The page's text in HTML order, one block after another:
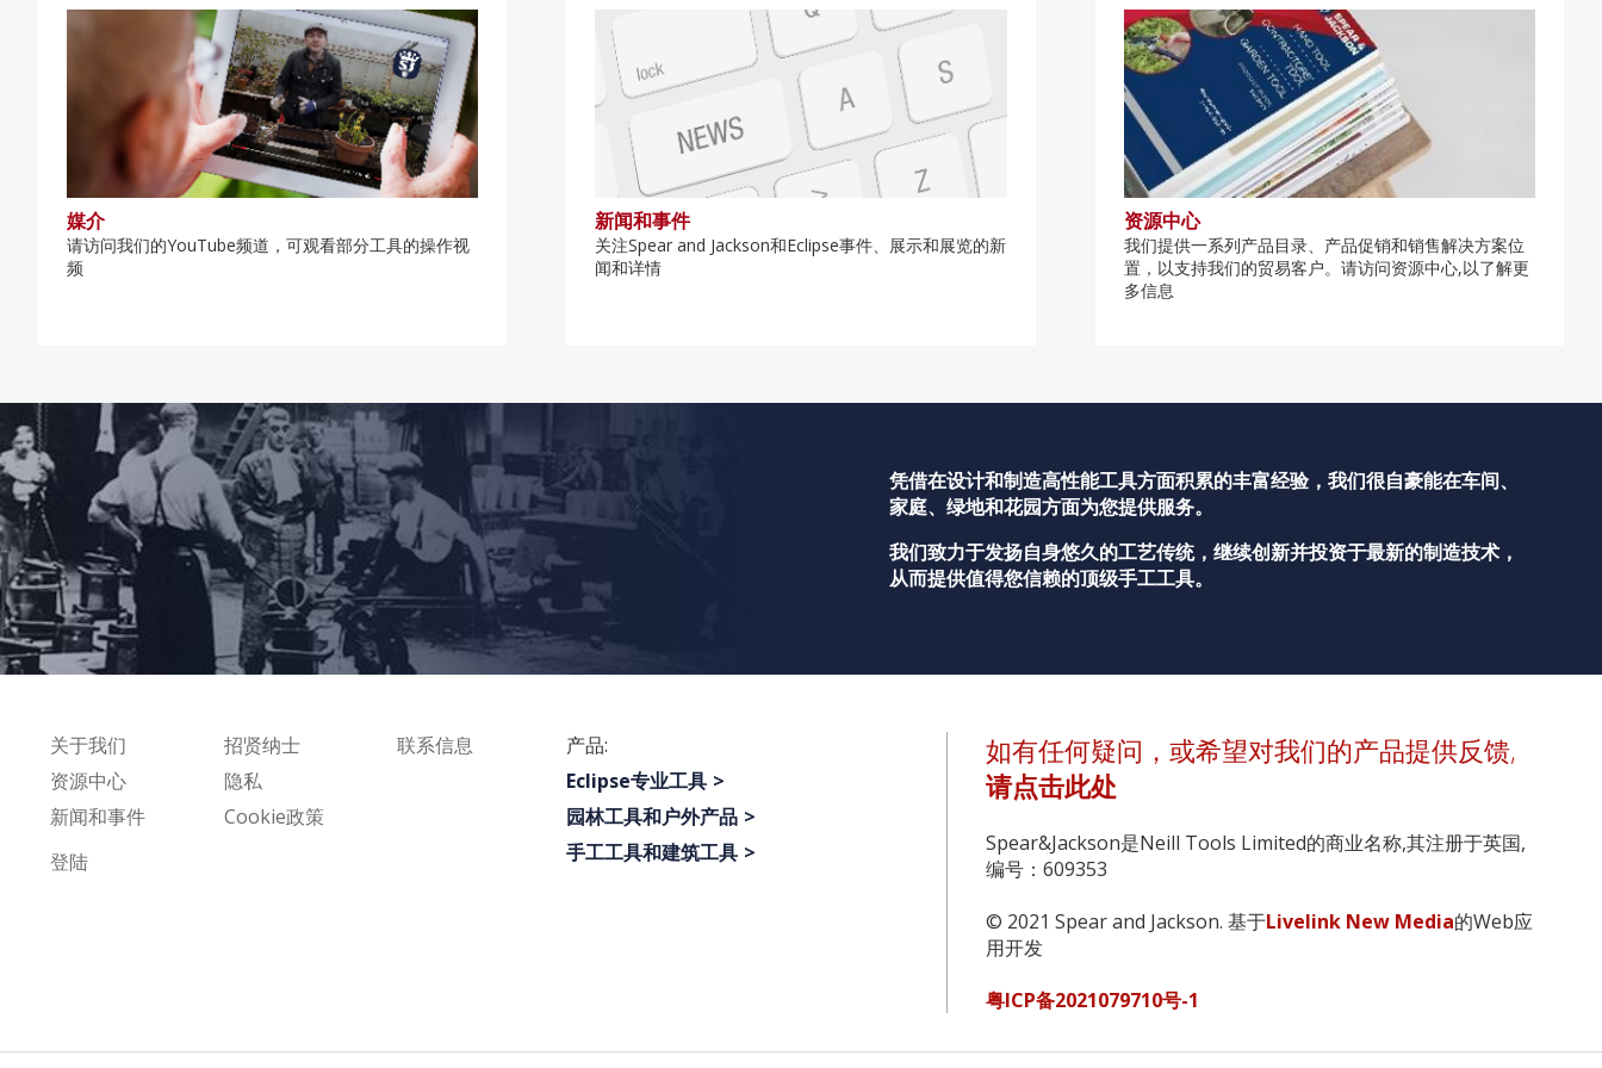
媒介
请访问我们的YouTube频道，可观看部分工具的操作视
频
新闻和事件
关注Spear and Jackson和Eclipse事件、展示和展览的新
闻和详情
资源中心
我们提供一系列产品目录、产品促销和销售解决方案位
置，以支持我们的贸易客户。请访问资源中心,以了解更
多信息
凭借在设计和制造高性能工具方面积累的丰富经验，我们很自豪能在车间、
家庭、绿地和花园方面为您提供服务。
我们致力于发扬自身悠久的工艺传统，继续创新并投资于最新的制造技术，
从而提供值得您信赖的顶级手工工具。
关于我们
资源中心
新闻和事件
招贤纳士
隐私
Cookie政策
联系信息
产品:
Eclipse专业工具
园林工具和户外产品
手工工具和建筑工具
登陆
如有任何疑问，或希望对我们的产品提供反馈,
请点击此处
Spear&Jackson是Neill Tools Limited的商业名称,其注册于英国,
编号：609353
© 2021 Spear and Jackson. 基于Livelink New Media的Web应
用开发
粤ICP备2021079710号-1